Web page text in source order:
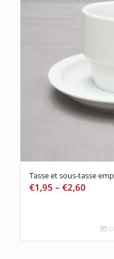
Tasse et sous-tasse
€1,95 – €2,60